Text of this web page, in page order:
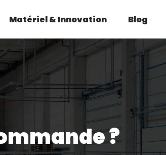
Matériel & Innovation Blog
?